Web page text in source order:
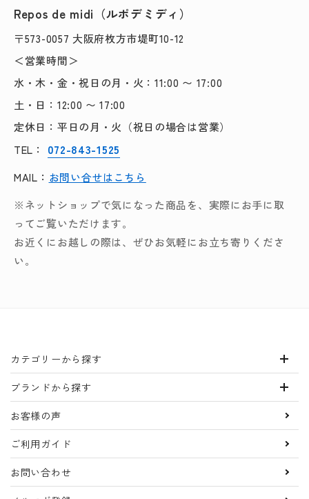
Repos de midi（ルポデミディ）
〒573-0057 大阪府枚方市堤町10-12
＜営業時間＞
水・木・金・祝日の月・火：11:00 〜 17:00
土・日：12:00 〜 17:00
定休日：平日の月・火（祝日の場合は営業）
TEL：
072-843-1525
MAIL： お問い合せはこちら
※ネットショップで気になった商品を、実際にお手に取
ってご覧いただけます。
お近くにお越しの際は、ぜひお気軽にお立ち寄りくださ
い。
カテゴリーから探す
ブランドから探す
お客様の声
ご利用ガイド
お問い合わせ